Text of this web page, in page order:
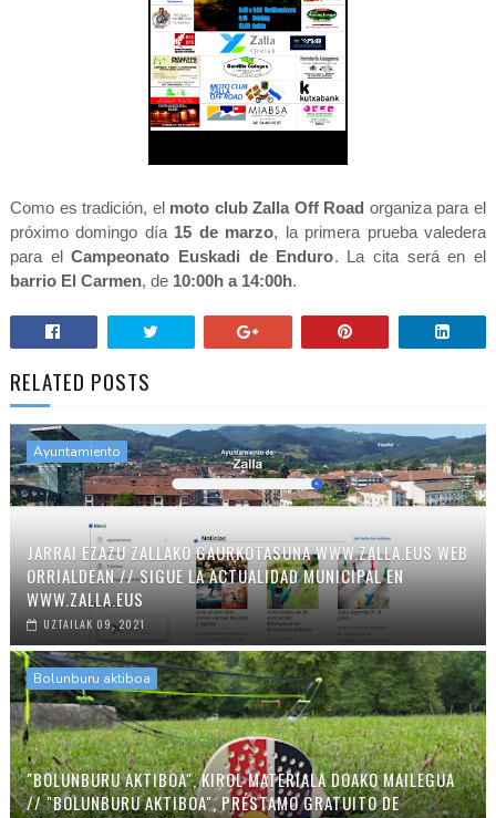
Como es tradición, el moto club Zalla Off Road organiza para el
próximo domingo día 15 de marzo, la primera prueba valedera
para elCampeonato Euskadi de Enduro. La cita será en el
barrio El Carmen, de 10:00h a 14:00h.
RELATED POSTS
Ayuntamiento
JARRAI EZAZU ZALLAKO GAURKOTASUNA WWW.ZALLA.EUS WEB
ORRIALDEAN // SIGUE LA ACTUALIDAD MUNICIPAL EN
WWW.ZALLA.EUS
UZTAILAK 09, 2021
Bolunburu aktiboa
"BOLUNBURU AKTIBOA", KIROL MATERIALA DOAKO MAILEGUA
// "BOLUNBURU AKTIBOA", PRÉSTAMO GRATUITO DE